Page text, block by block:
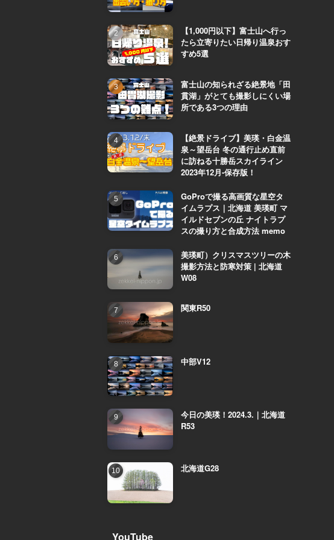
【1,000円以下】富士山へ行っ
たら立寄りたい日帰り温泉おす
すめ5選
富士山の知られざる絶景地「田
貫湖」がとても撮影しにくい場
所である3つの理由
【絶景ドライブ】美瑛・白金温
泉～望岳台 冬の通行止め直前
に訪ねる十勝岳スカイライン
2023年12月-保存版！
GoProで撮る高画質な星空タ
イムラプス｜北海道 美瑛町 マ
イルドセブンの丘 ナイトラプ
スの撮り方と合成方法 memo
美瑛町）クリスマスツリーの木
撮影方法と防寒対策 | 北海道
W08
関東R50
中部V12
今日の美瑛！2024.3.｜北海道
R53
北海道G28
YouTube